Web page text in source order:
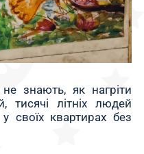
знають, як нагріти
тисячі літніх людей
своїх квартирах без